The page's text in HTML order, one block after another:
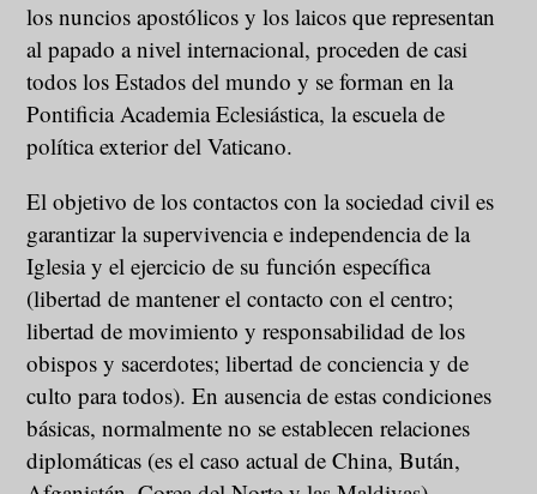
los nuncios apostólicos y los laicos que representan
al papado a nivel internacional, proceden de casi
todos los Estados del mundo y se forman en la
Pontificia Academia Eclesiástica, la escuela de
política exterior del Vaticano.
El objetivo de los contactos con la sociedad civil es
garantizar la supervivencia e independencia de la
Iglesia y el ejercicio de su función específica
(libertad de mantener el contacto con el centro;
libertad de movimiento y responsabilidad de los
obispos y sacerdotes; libertad de conciencia y de
culto para todos). En ausencia de estas condiciones
básicas, normalmente no se establecen relaciones
diplomáticas (es el caso actual de China, Bután,